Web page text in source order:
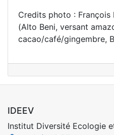
Credits photo : François
(Alto Beni, versant
cacao/café/gingembre,
IDEEV
Institut Diversité Ecologie